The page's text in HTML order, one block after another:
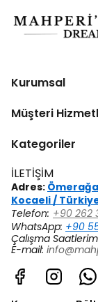
Kurumsal
Müşteri
Kategoriler
İLETİŞİM
Adres:
Kocaeli /
Telefon: +90 262
WhatsApp: +90
Çalışma
E-mail: